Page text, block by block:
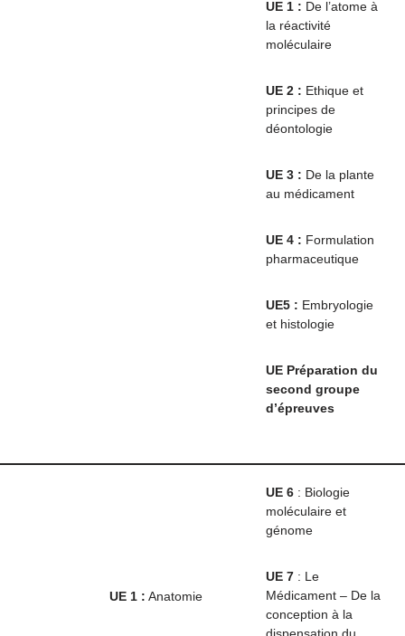
UE 1 : De l’atome à
la réactivité
moléculaire
UE 2 : Ethique et
principes de
déontologie
UE 3 : De la plante
au médicament
UE 4 : Formulation
pharmaceutique
UE5 : Embryologie
et histologie
UE Préparation du
second groupe
d’épreuves
UE 1 : Anatomie
UE 6 : Biologie
moléculaire et
génome
UE 7 : Le
Médicament – De la
conception à la
dispensation du